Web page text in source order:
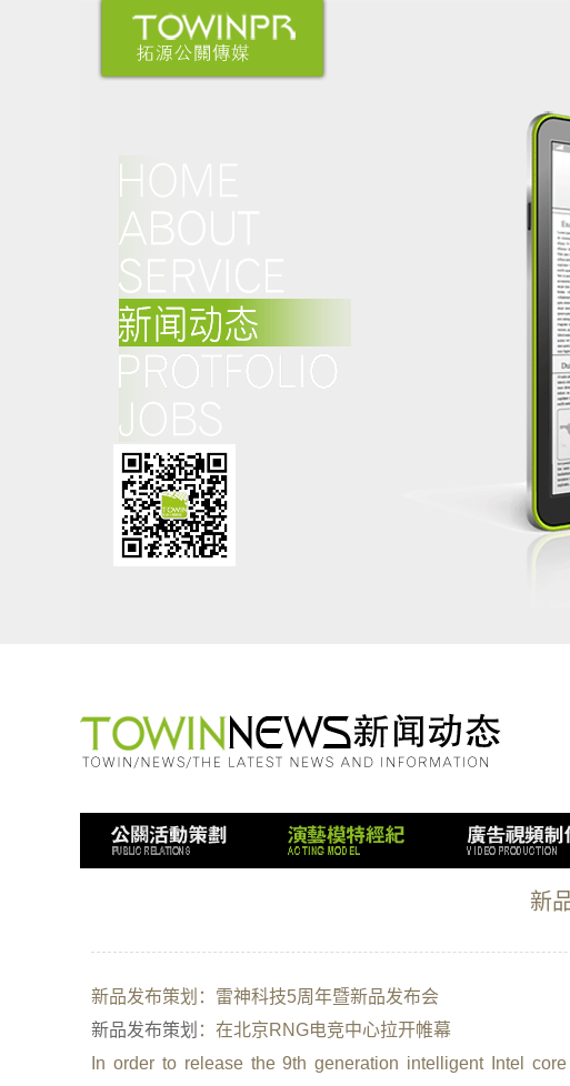
新
新品发布策划：雷神科技5周年暨新品发布会
新品发布策划 ：在北京RNG电竞中心拉开帷幕
In order to release the 9th generation intelligent Intel